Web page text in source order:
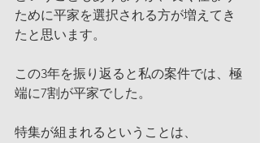
ために平家を選択される方が増えてき
たと思います。
この3年を振り返ると私の案件では、極
端に7割が平家でした。
特集が組まれるということは、